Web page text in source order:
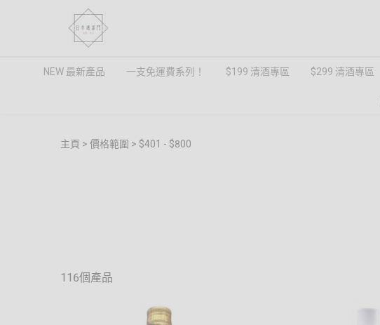
NEW 最新產品 一支免運費系列！ $199 清酒專區 $299 清酒專區
主頁 價格範圍 $401 - $800
116個產品